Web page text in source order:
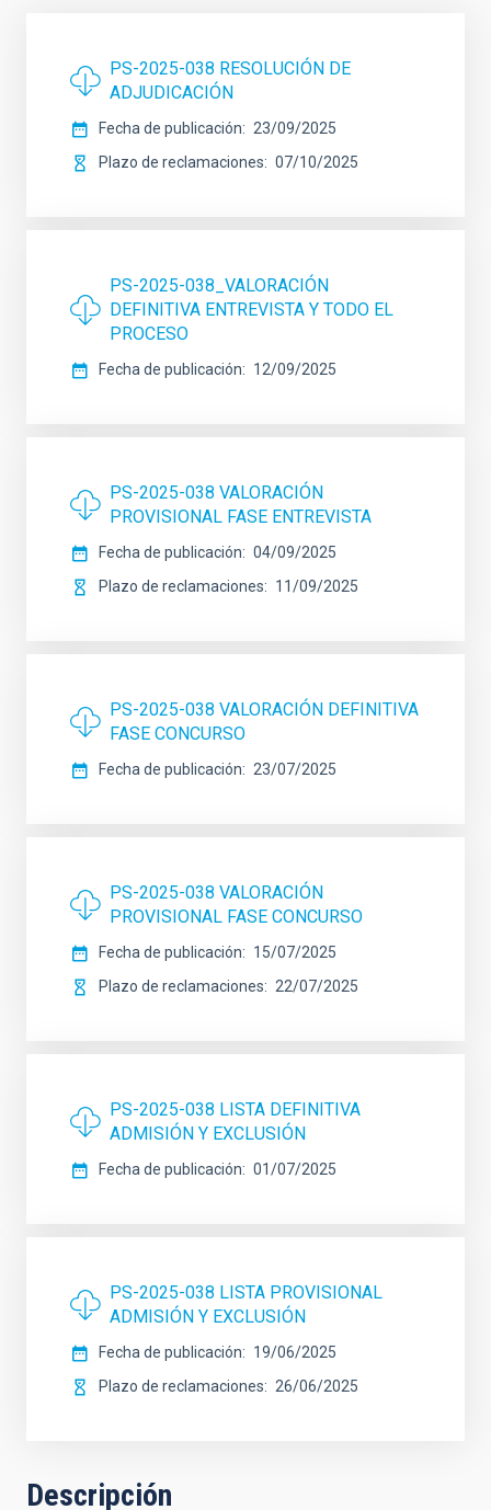
PS-2025-038 RESOLUCIÓN DE
ADJUDICACIÓN
Fecha de publicación
23/09/2025
Plazo de reclamaciones
07/10/2025
PS-2025-038_VALORACIÓN
DEFINITIVA ENTREVISTA Y TODO EL
PROCESO
Fecha de publicación 12/09/2025
PS-2025-038 VALORACIÓN
PROVISIONAL FASE ENTREVISTA
Fecha de publicación
04/09/2025
Plazo de reclamaciones
11/09/2025
PS-2025-038 VALORACIÓN DEFINITIVA
FASE CONCURSO
Fecha de publicación 23/07/2025
PS-2025-038 VALORACIÓN
PROVISIONAL FASE CONCURSO
Fecha de publicación
15/07/2025
Plazo de reclamaciones
22/07/2025
PS-2025-038 LISTA DEFINITIVA
ADMISIÓN Y EXCLUSIÓN
Fecha de publicación 01/07/2025
PS-2025-038 LISTA PROVISIONAL
ADMISIÓN Y EXCLUSIÓN
Fecha de publicación
19/06/2025
Plazo de reclamaciones
26/06/2025
Descripción